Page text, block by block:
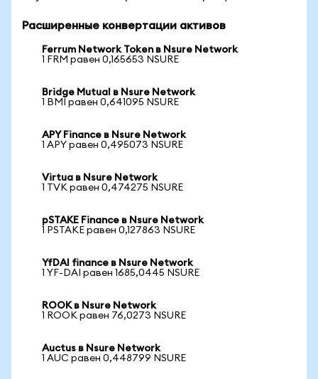
Расширенные конвертации активов
Ferrum Network Token в Nsure Network
1 FRM равен 0,165653 NSURE
Bridge Mutual в Nsure Network
1 BMI равен 0,641095 NSURE
APY Finance в Nsure Network
1 APY равен 0,495073 NSURE
Virtua в Nsure Network
1 TVK равен 0,474275 NSURE
pSTAKE Finance в Nsure Network
1 PSTAKE равен 0,127863 NSURE
YfDAI finance в Nsure Network
1 YF-DAI равен 1685,0445 NSURE
ROOK в Nsure Network
1 ROOK равен 76,0273 NSURE
Auctus в Nsure Network
1 AUC равен 0,448799 NSURE